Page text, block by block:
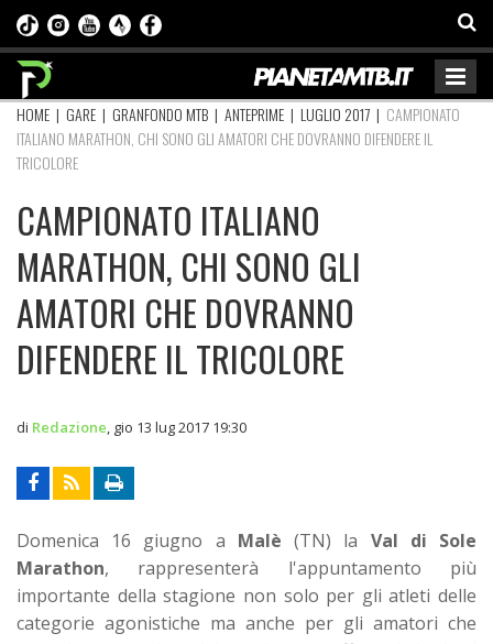
HOME | GARE | GRANFONDO MTB | ANTEPRIME | LUGLIO 2017 | CAMPIONATO
ITALIANO MARATHON, CHI SONO GLI AMATORI CHE DOVRANNO DIFENDERE IL
TRICOLORE
CAMPIONATO ITALIANO
MARATHON, CHI SONO GLI
AMATORI CHE DOVRANNO
DIFENDERE IL TRICOLORE
di Redazione gio 13 lug 2017 19:30
Domenica 16 giugno a Malè (TN) la Val di Sole
Marathon, rappresenterà l'appuntamento più
importante della stagione non solo per gli atleti delle
categorie agonistiche ma anche per gli amatori che